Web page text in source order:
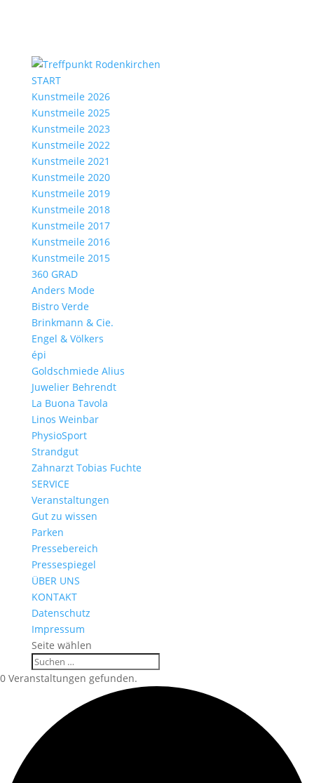
START
Kunstmeile 2026
Kunstmeile 2025
Kunstmeile 2023
Kunstmeile 2022
Kunstmeile 2021
Kunstmeile 2020
Kunstmeile 2019
Kunstmeile 2018
Kunstmeile 2017
Kunstmeile 2016
Kunstmeile 2015
360 GRAD
Anders Mode
Bistro Verde
Brinkmann & Cie.
Engel & Völkers
épi
Goldschmiede Alius
Juwelier Behrendt
La Buona Tavola
Linos Weinbar
PhysioSport
Strandgut
Zahnarzt Tobias Fuchte
SERVICE
Veranstaltungen
Gut zu wissen
Parken
Pressebereich
Pressespiegel
ÜBER UNS
KONTAKT
Datenschutz
Impressum
Seite wählen
0 Veranstaltungen gefunden.